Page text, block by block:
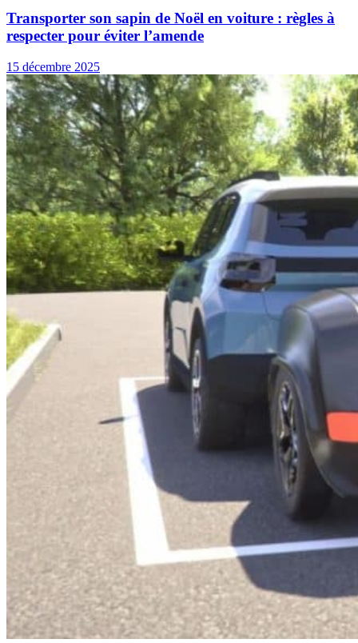
Transporter son sapin de Noël en voiture : règles à
respecter pour éviter l’amende
15 décembre 2025